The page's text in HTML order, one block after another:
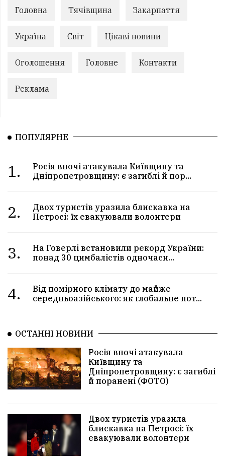
Головна Тячівщина Закарпаття
Україна Світ Цікаві новини
Оголошення Головне Контакти
Реклама
ПОПУЛЯРНЕ
1.
Росія вночі атакувала Київщину та
Дніпропетровщину: є загиблі й пор...
2.
Двох туристів уразила блискавка на
Петросі: їх евакуювали волонтери
3.
На Говерлі встановили рекорд України:
понад 30 цимбалістів одночасн...
4.
Від помірного клімату до майже
середньоазійського: як глобальне пот...
ОСТАННІ НОВИНИ
Росія вночі атакувала
Київщину та
Дніпропетровщину: є загиблі
й поранені (ФОТО)
Двох туристів уразила
блискавка на Петросі: їх
евакуювали волонтери